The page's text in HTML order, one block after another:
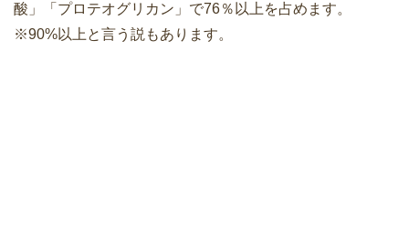
酸」「プロテオグリカン」で76％以上を占めます。
※90%以上と言う説もあります。